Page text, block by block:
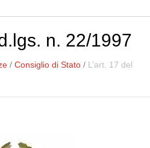
n. 22/1997
/Consiglio di Stato / L’art. 17 del